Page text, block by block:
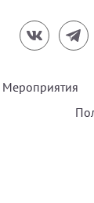
Мероприятия